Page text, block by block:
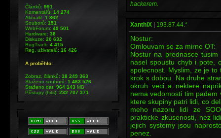
hackerem.
XanthiX 193.87.44.*
Nostur:
Omlouvam se za mirne OT:
Nostur na prednasce
nasel spoustu chyb i pote,
spolecnost. Myslim, ze je
krok s dobou. Na druhe
okruh veci a nektere
nema vedomosti tim
ktere skupiny patri lidi, co
meho nazoru lidi ze
prakticke zkusenosti, nez
jejich systemy jsou
penez.
Článků:991
Komentářů:14 274
Aktualit:1 862
Souborů:151
WebForum:49 501
Hardware:38
Diskuze:20 632
BugTrack:4 415
Reg. uživatelů:16 426
A proběhlo:
Zobraz. článků:18 249 363
Staženo souborů:1 463 526
Staženo dat:964 143MB
Přístupy (hits):232 707 371